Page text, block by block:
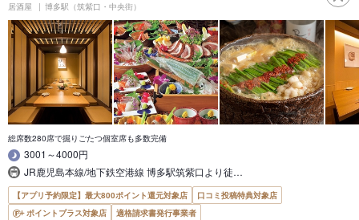
居酒屋 博多駅（筑紫口・中央街）
総席数280席で掘りごたつ個室席も多数完備
3001～4000円
JR鹿児島本線/地下鉄空港線 博多駅筑紫口より徒…
【アプリ予約限定】最大800ポイント還元対象店
口コミ投稿特典対象店
ポイントプラス対象店
適格請求書発行事業者